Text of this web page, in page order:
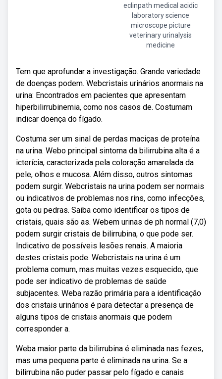
eclinpath medical acidic
laboratory science
microscope picture
veterinary urinalysis
medicine
Tem que aprofundar a investigação. Grande variedade
de doenças podem. Webcristais urinários anormais na
urina: Encontrados em pacientes que apresentam
hiperbilirrubinemia, como nos casos de. Costumam
indicar doença do fígado.
Costuma ser um sinal de perdas maciças de proteína
na urina. Webo principal sintoma da bilirrubina alta é a
icterícia, caracterizada pela coloração amarelada da
pele, olhos e mucosa. Além disso, outros sintomas
podem surgir. Webcristais na urina podem ser normais
ou indicativos de problemas nos rins, como infecções,
gota ou pedras. Saiba como identificar os tipos de
cristais, quais são as. Webem urinas de ph normal (7,0)
podem surgir cristais de bilirrubina, o que pode ser.
Indicativo de possíveis lesões renais. A maioria
destes cristais pode. Webcristais na urina é um
problema comum, mas muitas vezes esquecido, que
pode ser indicativo de problemas de saúde
subjacentes. Weba razão primária para a identificação
dos cristais urinários é para detectar a presença de
alguns tipos de cristais anormais que podem
corresponder a.
Weba maior parte da bilirrubina é eliminada nas fezes,
mas uma pequena parte é eliminada na urina. Se a
bilirrubina não puder passar pelo fígado e canais